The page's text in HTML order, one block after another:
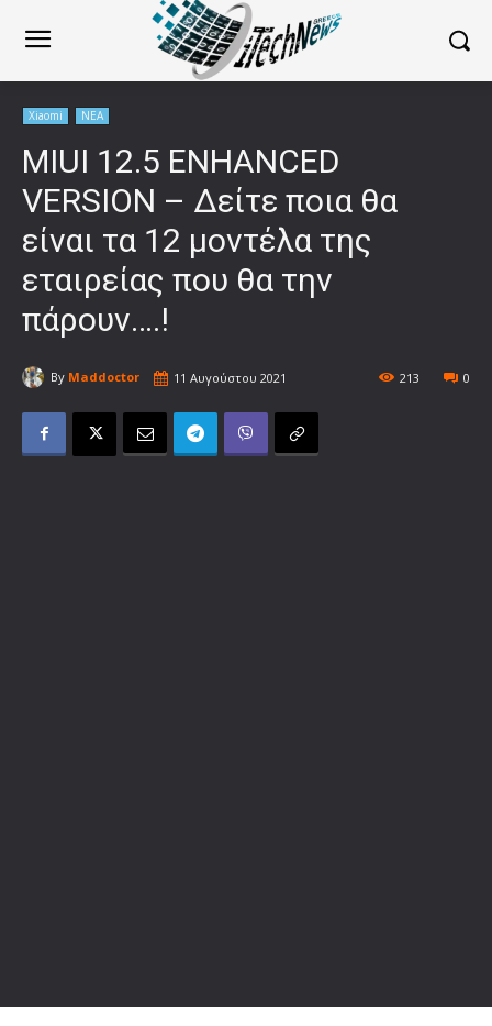
Xiaomi ΝΕΑ
MIUI 12.5 ENHANCED
VERSION – Δείτε ποια θα
είναι τα 12 μοντέλα της
εταιρείας που θα την
πάρουν….!
By Maddoctor 11 Αυγούστου 2021 0
213